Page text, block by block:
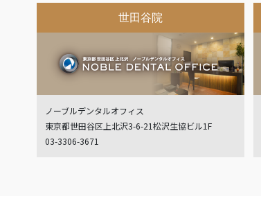
世田谷院
ノーブルデンタルオフィス
東京都世田谷区上北沢3-6-21松沢生協ビル1F
03-3306-3671